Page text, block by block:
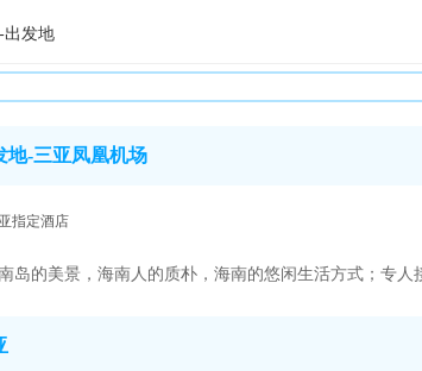
出发地
地-三亚凤凰机场
指定酒店
岛的美景，海南人的质朴，海南的悠闲生活方式；专人